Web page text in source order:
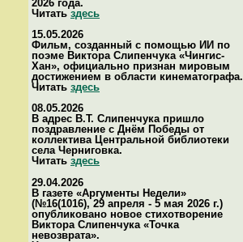
2026 года.
Читатьздесь
15.05.2026
Фильм, созданный с помощью ИИ по
поэме Виктора Слипенчука «Чингис-
Хан», официально признан мировым
достижением в области кинематографа.
Читать здесь
08.05.2026
В адрес В.Т. Слипенчука пришло
поздравление с Днём Победы от
коллектива Центральной библиотеки
села Черниговка.
Читать здесь
29.04.2026
В газете «Аргументы Недели»
(№16(1016), 29 апреля - 5 мая 2026 г.)
опубликовано новое стихотворение
Виктора Слипенчука «Точка
невозврата».